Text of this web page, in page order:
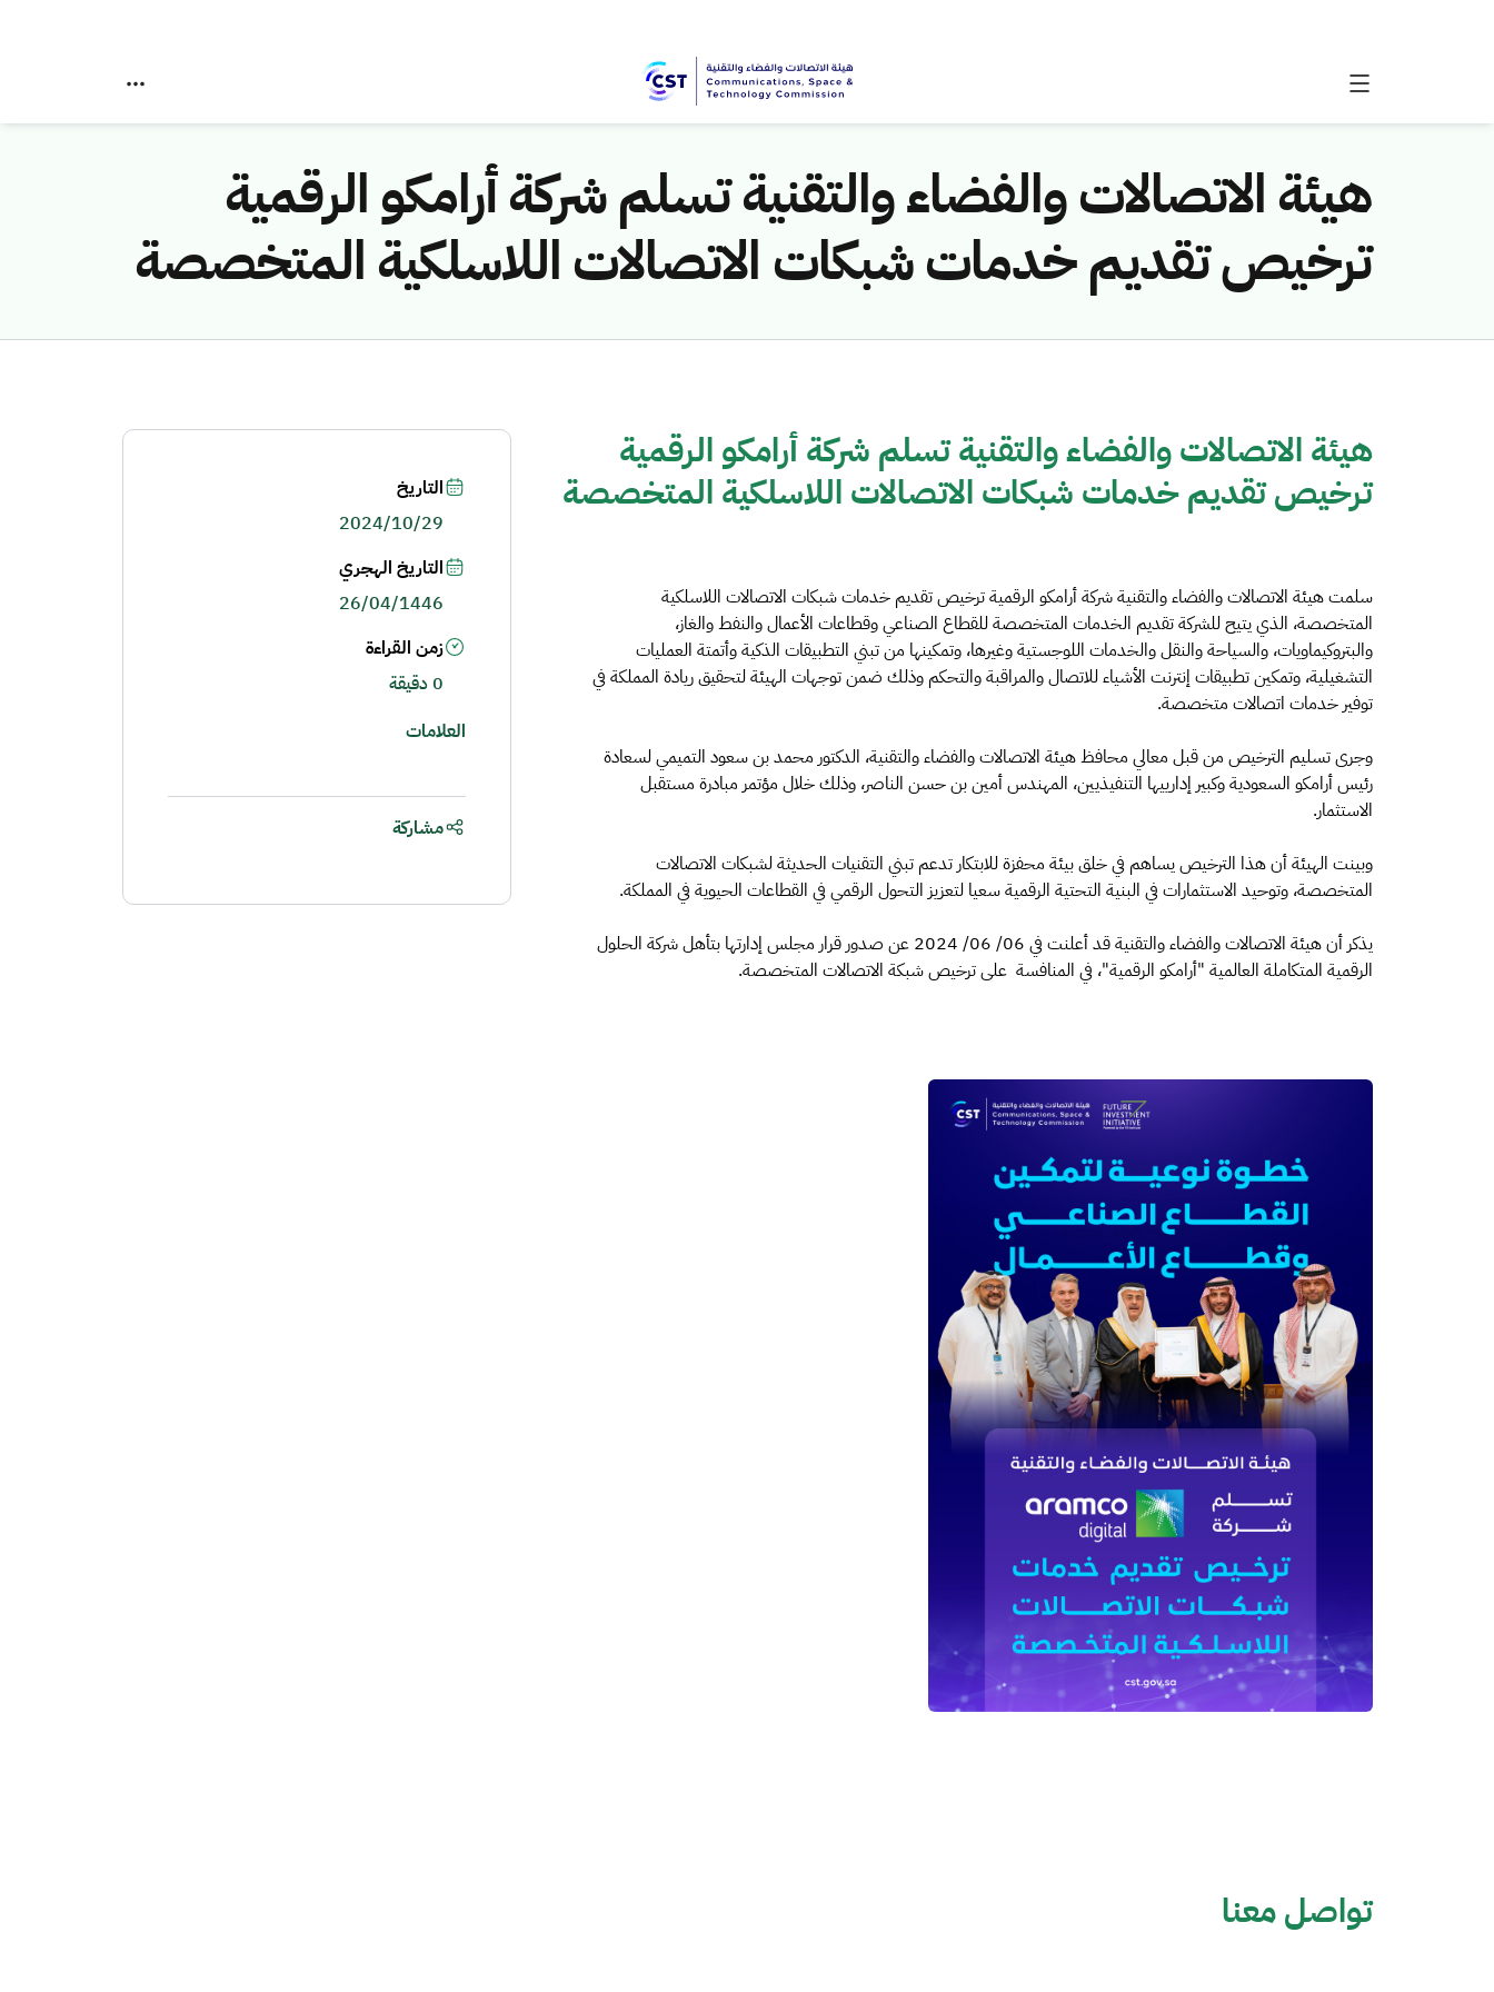
هيئة الاتصالات والفضاء والتقنية تسلم شركة أرامكو الرقمية
ترخيص تقديم خدمات شبكات الاتصالات اللاسلكية المتخصصة
هيئة الاتصالات والفضاء والتقنية تسلم شركة أرامكو الرقمية
ترخيص تقديم خدمات شبكات الاتصالات اللاسلكية المتخصصة
سلمت هيئة الاتصالات والفضاء والتقنية شركة أرامكو الرقمية ترخيص تقديم خدمات شبكات الاتصالات اللاسلكية
المتخصصة، الذي يتيح للشركة تقديم الخدمات المتخصصة للقطاع الصناعي وقطاعات الأعمال والنفط والغاز،
والبتروكيماويات، والسياحة والنقل والخدمات اللوجستية وغيرها، وتمكينها من تبني التطبيقات الذكية وأتمتة العمليات
التشغيلية، وتمكين تطبيقات إنترنت الأشياء للاتصال والمراقبة والتحكم وذلك ضمن توجهات الهيئة لتحقيق ريادة المملكة في
توفير خدمات اتصالات متخصصة.
وجرى تسليم الترخيص من قبل معالي محافظ هيئة الاتصالات والفضاء والتقنية، الدكتور محمد بن سعود التميمي لسعادة
رئيس أرامكو السعودية وكبير إدارييها التنفيذيين، المهندس أمين بن حسن الناصر، وذلك خلال مؤتمر مبادرة مستقبل
الاستثمار.
وبينت الهيئة أن هذا الترخيص يساهم في خلق بيئة محفزة للابتكار تدعم تبني التقنيات الحديثة لشبكات الاتصالات
المتخصصة، وتوحيد الاستثمارات في البنية التحتية الرقمية سعيا لتعزيز التحول الرقمي في القطاعات الحيوية في المملكة.
يذكر أن هيئة الاتصالات والفضاء والتقنية قد أعلنت في 06/ 06/ 2024 عن صدور قرار مجلس إدارتها بتأهل شركة الحلول
الرقمية المتكاملة العالمية "أرامكو الرقمية"، في المنافسة على ترخيص شبكة الاتصالات المتخصصة.
التاريخ
2024/10/29
التاريخ الهجري
26/04/1446
زمن القراءة
0 دقيقة
العلامات
مشاركة
تواصل معنا